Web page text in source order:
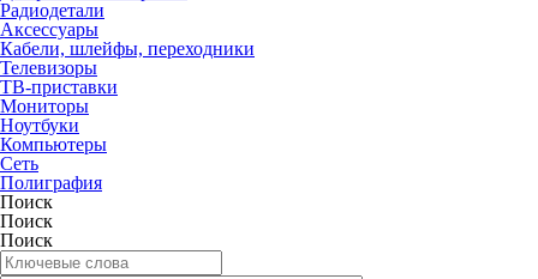
Радиодетали
Аксессуары
Кабели, шлейфы, переходники
Телевизоры
ТВ-приставки
Мониторы
Ноутбуки
Компьютеры
Сеть
Полиграфия
Поиск
Поиск
Поиск